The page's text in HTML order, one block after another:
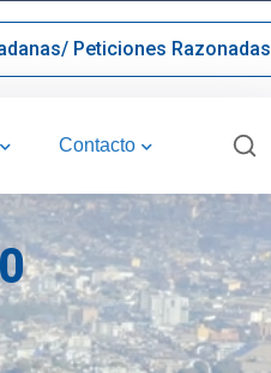
Peticiones Razonadas
Contacto